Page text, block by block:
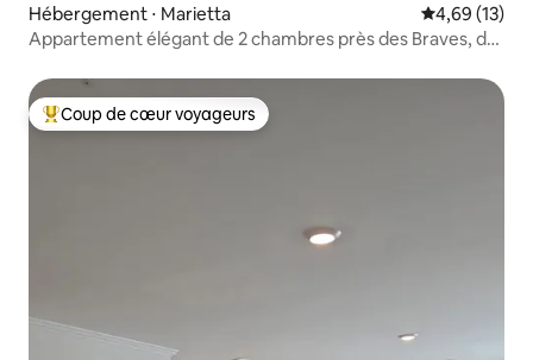
Hébergement ⋅ Marietta Évaluation
4,69 (13)
Appartement élégant de 2 chambres près des Braves, du
Coups de cœur voyageurs les plus appréciés
Coup de cœur voyageurs